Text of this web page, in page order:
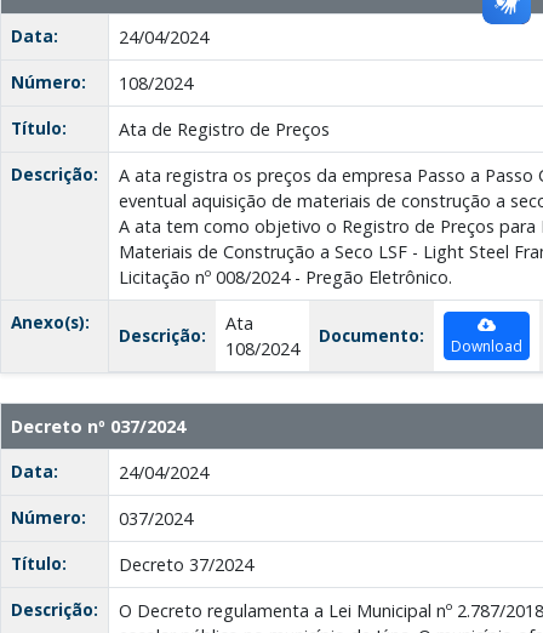
Data:
24/04/2024
Número:
108/2024
Título:
Ata de Registro de Preços
Descrição:
A ata registra os preços da empresa Passo a Passo
eventual aquisição de materiais de construção a
A ata tem como objetivo o Registro de Preços para
Materiais de Construção a Seco LSF - Light Steel
Licitação nº 008/2024 - Pregão Eletrônico.
Anexo(s):
Descrição:
Ata
108/2024
Documento: Download
Decreto nº 037/2024
Data:
24/04/2024
Número:
037/2024
Título:
Decreto 37/2024
Descrição:
O Decreto regulamenta a Lei Municipal nº 2.787/